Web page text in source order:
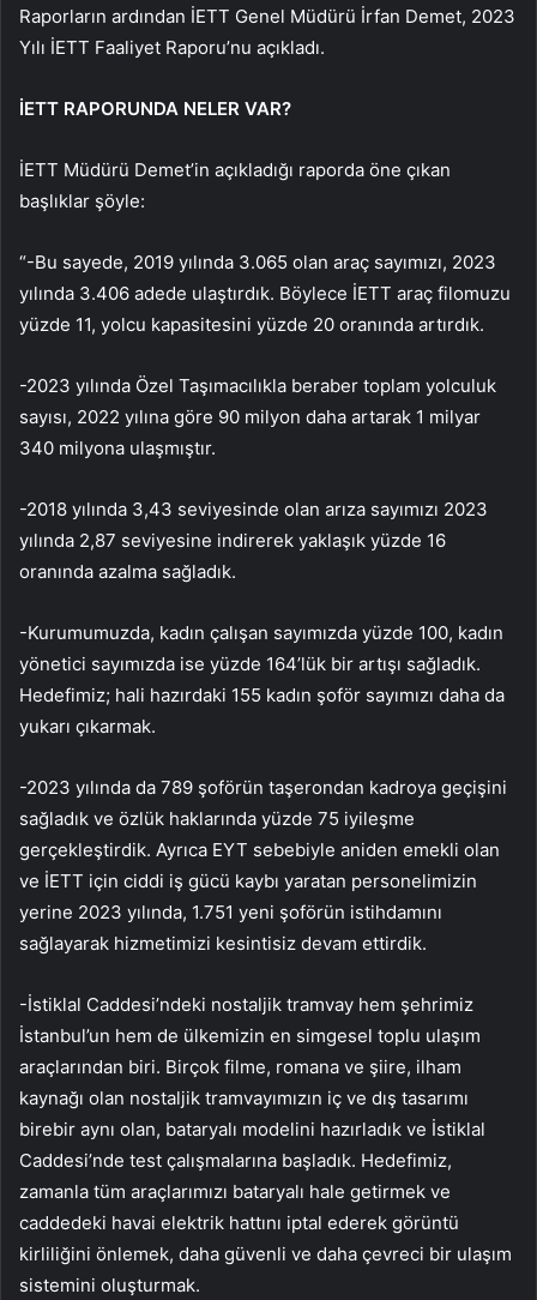
Raporların ardından İETT Genel Müdürü İrfan Demet, 2023
Yılı İETT Faaliyet Raporu’nu açıkladı.
İETT RAPORUNDA NELER VAR?
İETT Müdürü Demet’in açıkladığı raporda öne çıkan
başlıklar şöyle:
“-Bu sayede, 2019 yılında 3.065 olan araç sayımızı, 2023
yılında 3.406 adede ulaştırdık. Böylece İETT araç filomuzu
yüzde 11, yolcu kapasitesini yüzde 20 oranında artırdık.
-2023 yılında Özel Taşımacılıkla beraber toplam yolculuk
sayısı, 2022 yılına göre 90 milyon daha artarak 1 milyar
340 milyona ulaşmıştır.
-2018 yılında 3,43 seviyesinde olan arıza sayımızı 2023
yılında 2,87 seviyesine indirerek yaklaşık yüzde 16
oranında azalma sağladık.
-Kurumumuzda, kadın çalışan sayımızda yüzde 100, kadın
yönetici sayımızda ise yüzde 164’lük bir artışı sağladık.
Hedefimiz; hali hazırdaki 155 kadın şoför sayımızı daha da
yukarı çıkarmak.
-2023 yılında da 789 şoförün taşerondan kadroya geçişini
sağladık ve özlük haklarında yüzde 75 iyileşme
gerçekleştirdik. Ayrıca EYT sebebiyle aniden emekli olan
ve İETT için ciddi iş gücü kaybı yaratan personelimizin
yerine 2023 yılında, 1.751 yeni şoförün istihdamını
sağlayarak hizmetimizi kesintisiz devam ettirdik.
-İstiklal Caddesi’ndeki nostaljik tramvay hem şehrimiz
İstanbul’un hem de ülkemizin en simgesel toplu ulaşım
araçlarından biri. Birçok filme, romana ve şiire, ilham
kaynağı olan nostaljik tramvayımızın iç ve dış tasarımı
birebir aynı olan, bataryalı modelini hazırladık ve İstiklal
Caddesi’nde test çalışmalarına başladık. Hedefimiz,
zamanla tüm araçlarımızı bataryalı hale getirmek ve
caddedeki havai elektrik hattını iptal ederek görüntü
kirliliğini önlemek, daha güvenli ve daha çevreci bir ulaşım
sistemini oluşturmak.